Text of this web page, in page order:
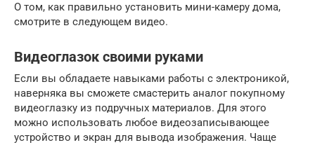
О том, как правильно установить мини-камеру дома,
смотрите в следующем видео.
Видеоглазок своими руками
Если вы обладаете навыками работы с электроникой,
наверняка вы сможете смастерить аналог покупному
видеоглазку из подручных материалов. Для этого
можно использовать любое видеозаписывающее
устройство и экран для вывода изображения. Чаще